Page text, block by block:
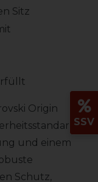
Sitz
Origin
und einem
Schutz,
SSV